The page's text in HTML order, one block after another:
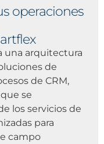
operaciones
una arquitectura
de
de CRM,
se
los servicios de
para
campo